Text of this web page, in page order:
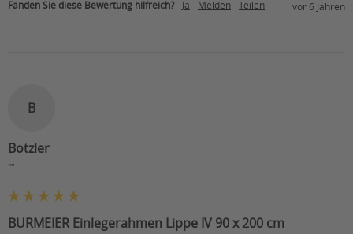
Fanden Sie diese Bewertung hilfreich? Ja Melden Teilen vor 6 Jahren
B
Botzler
""
BURMEIER Einlegerahmen Lippe IV 90 x 200 cm